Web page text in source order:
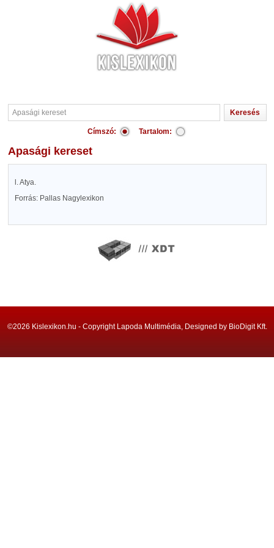
Címszó: Tartalom:
Apasági kereset
l. Atya.
Forrás: Pallas Nagylexikon
©2026 Kislexikon.hu - Copyright Lapoda Multimédia, Designed by BioDigit Kft.